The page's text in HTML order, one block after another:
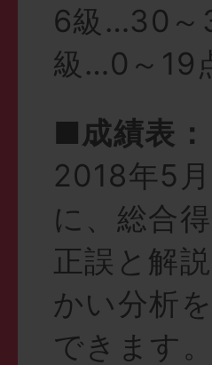
6級…30～
級…0～19
■成績表：
2018年5
に、総合
正誤と解
かい分析
できます